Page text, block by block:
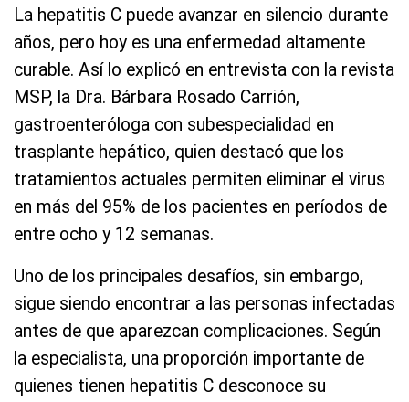
La hepatitis C puede avanzar en silencio durante
años, pero hoy es una enfermedad altamente
curable. Así lo explicó en entrevista con la revista
MSP, la Dra. Bárbara Rosado Carrión,
gastroenteróloga con subespecialidad en
trasplante hepático, quien destacó que los
tratamientos actuales permiten eliminar el virus
en más del 95% de los pacientes en períodos de
entre ocho y 12 semanas.
Uno de los principales desafíos, sin embargo,
sigue siendo encontrar a las personas infectadas
antes de que aparezcan complicaciones. Según
la especialista, una proporción importante de
quienes tienen hepatitis C desconoce su